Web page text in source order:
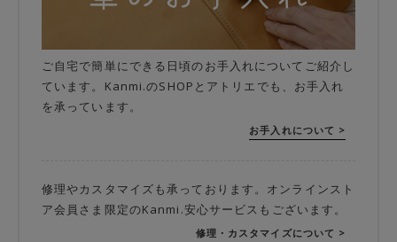
ご自宅で簡単にできる日頃のお手入れについてご紹介し
ています。Kanmi.のSHOPとアトリエでも、お手入れ
を承っています。
お手入れについて >
修理やカスタマイズも承っております。オンラインスト
ア会員さま限定のKanmi.安心サービスもございます。
修理・カスタマイズについて >